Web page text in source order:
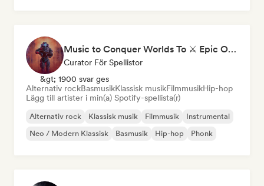
Music to Conquer Worlds To ⚔️ Epic Orchestral, Cinematic & Trailer Music
Curator För Spellistor
&gt; 1900 svar ges
Alternativ rockBasmusikKlassisk musikFilmmusikHip-hop
Lägg till artister i min(a) Spotify-spellista(r)
Alternativ rock Klassisk musik Filmmusik
Instrumental
Neo / Modern Klassisk
Basmusik Hip-hop Phonk